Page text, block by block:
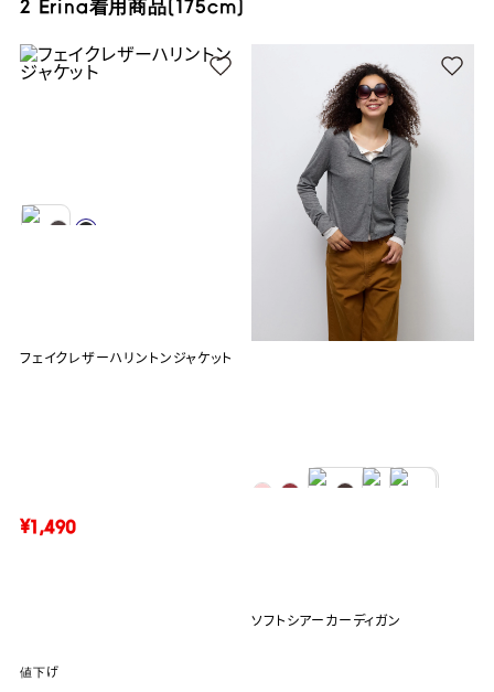
2 Erina着用商品(175cm)
フェイクレザーハリントンジャケット
¥1,490
値下げ
ソフトシアーカーディガン